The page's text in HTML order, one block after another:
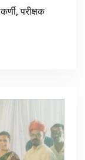
परीक्षक